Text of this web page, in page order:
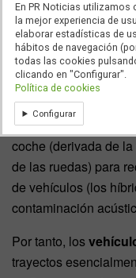
Asimismo, los
los eléctricos, ya
funciona por
en este aspecto, la
mayor que la de
que el motor
coche (derivada de
de las ruedas) para
de vehículos (los
contaminación
Por tanto, los
trayectos
En PR Noticias
la mejor experiencia de
elaborar estadísticas de
hábitos de navegación
todas las cookies
clicando en "Configurar".
Política de cookies
Configurar